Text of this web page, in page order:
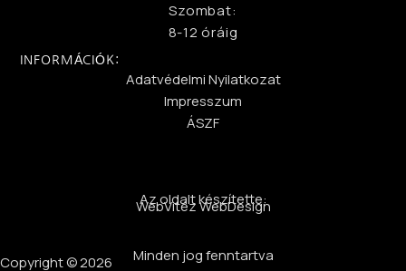
Szombat:
8-12 óráig
INFORMÁCIÓK:
Adatvédelmi Nyilatkozat
Impresszum
ÁSZF
Az oldalt készítette:
WebVitéz WebDesign
Minden jog fenntartva
Copyright © 2026